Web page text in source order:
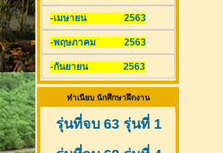
-เมษายน 2563
-พฤษภาคม 2563
-กันยายน 2563
ทำเนียบ นักศึกษาฝึกงาน
รุ่นที่จบ 63 รุ่นที่ 1